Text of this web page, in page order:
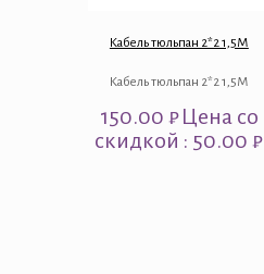
Кабель тюльпан 2*2 1,5М
Кабель тюльпан 2*2 1,5М
150.00 ₽Цена со
скидкой : 50.00 ₽